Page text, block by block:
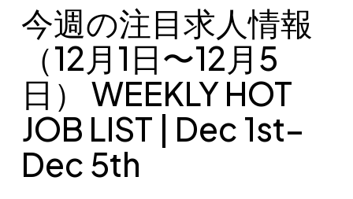
今週の注目求人情報
（12月1日〜12月5
日） WEEKLY HOT
JOB LIST | Dec 1st–
Dec 5th